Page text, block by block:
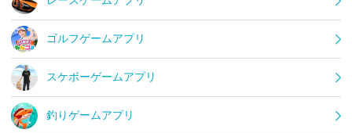
ゴルフゲームアプリ
スケボーゲームアプリ
釣りゲームアプリ